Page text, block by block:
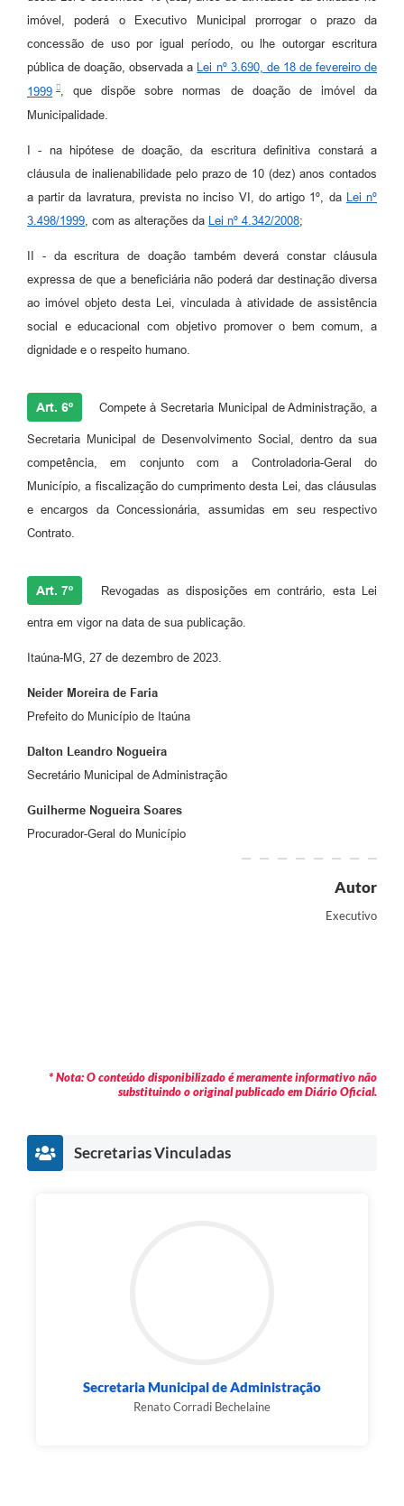
imóvel, poderá o Executivo Municipal prorrogar o prazo da
concessão de uso por igual período, ou lhe outorgar escritura
pública de doação, observada a Lei nº 3.690, de 18 de fevereiro de
1999
, que dispõe sobre normas de doação de imóvel da
Municipalidade.
I - na hipótese de doação, da escritura definitiva constará a
cláusula de inalienabilidade pelo prazo de 10 (dez) anos contados
a partir da lavratura, prevista no inciso VI, do artigo 1º, da Lei nº
3.498/1999 , com as alterações da Lei nº 4.342/2008;
II - da escritura de doação também deverá constar cláusula
expressa de que a beneficiária não poderá dar destinação diversa
ao imóvel objeto desta Lei, vinculada à atividade de assistência
social e educacional com objetivo promover o bem comum, a
dignidade e o respeito humano.
Art. 6º Compete à Secretaria Municipal de Administração, a
Secretaria Municipal de Desenvolvimento Social, dentro da sua
competência, em conjunto com a Controladoria-Geral do
Município, a fiscalização do cumprimento desta Lei, das cláusulas
e encargos da Concessionária, assumidas em seu respectivo
Contrato.
Art. 7º Revogadas as disposições em contrário, esta Lei
entra em vigor na data de sua publicação.
Itaúna-MG, 27 de dezembro de 2023.
Neider Moreira de Faria
Prefeito do Município de Itaúna
Dalton Leandro Nogueira
Secretário Municipal de Administração
Guilherme Nogueira Soares
Procurador-Geral do Município
Autor
Executivo
* Nota: O conteúdo disponibilizado é meramente informativo não
substituindo o original publicado em Diário Oficial.
Secretarias Vinculadas
Secretaria Municipal de Administração
Renato Corradi Bechelaine